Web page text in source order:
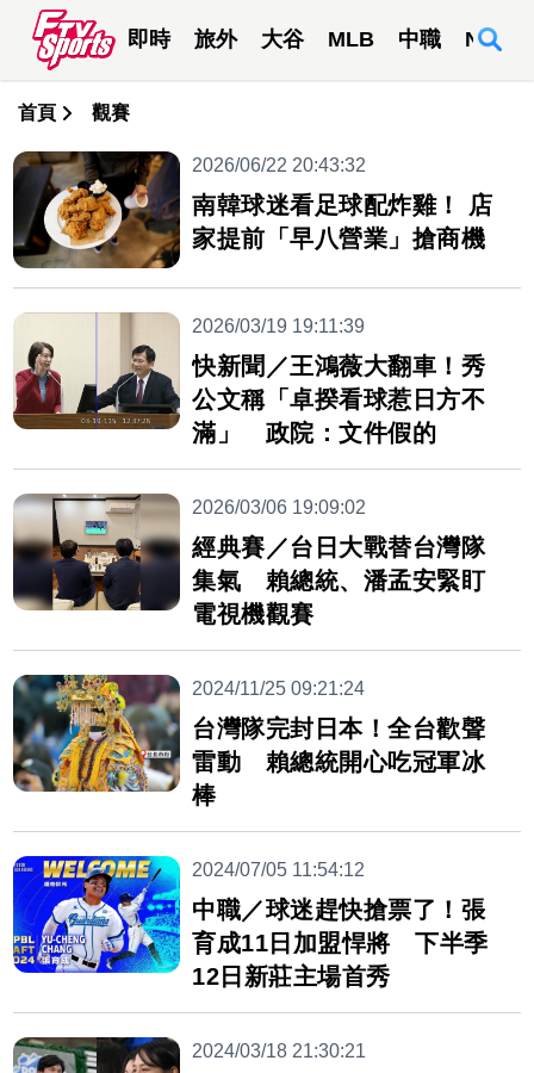
即時 旅外 大谷 MLB 中職 NBA
首頁 觀賽
2026/06/22 20:43:32
南韓球迷看足球配炸雞！ 店
家提前「早八營業」搶商機
2026/03/19 19:11:39
快新聞／王鴻薇大翻車！秀
公文稱「卓揆看球惹日方不
滿」 政院：文件假的
2026/03/06 19:09:02
經典賽／台日大戰替台灣隊
集氣 賴總統、潘孟安緊盯
電視機觀賽
2024/11/25 09:21:24
台灣隊完封日本！全台歡聲
雷動 賴總統開心吃冠軍冰
棒
2024/07/05 11:54:12
中職／球迷趕快搶票了！張
育成11日加盟悍將 下半季
12日新莊主場首秀
2024/03/18 21:30:21